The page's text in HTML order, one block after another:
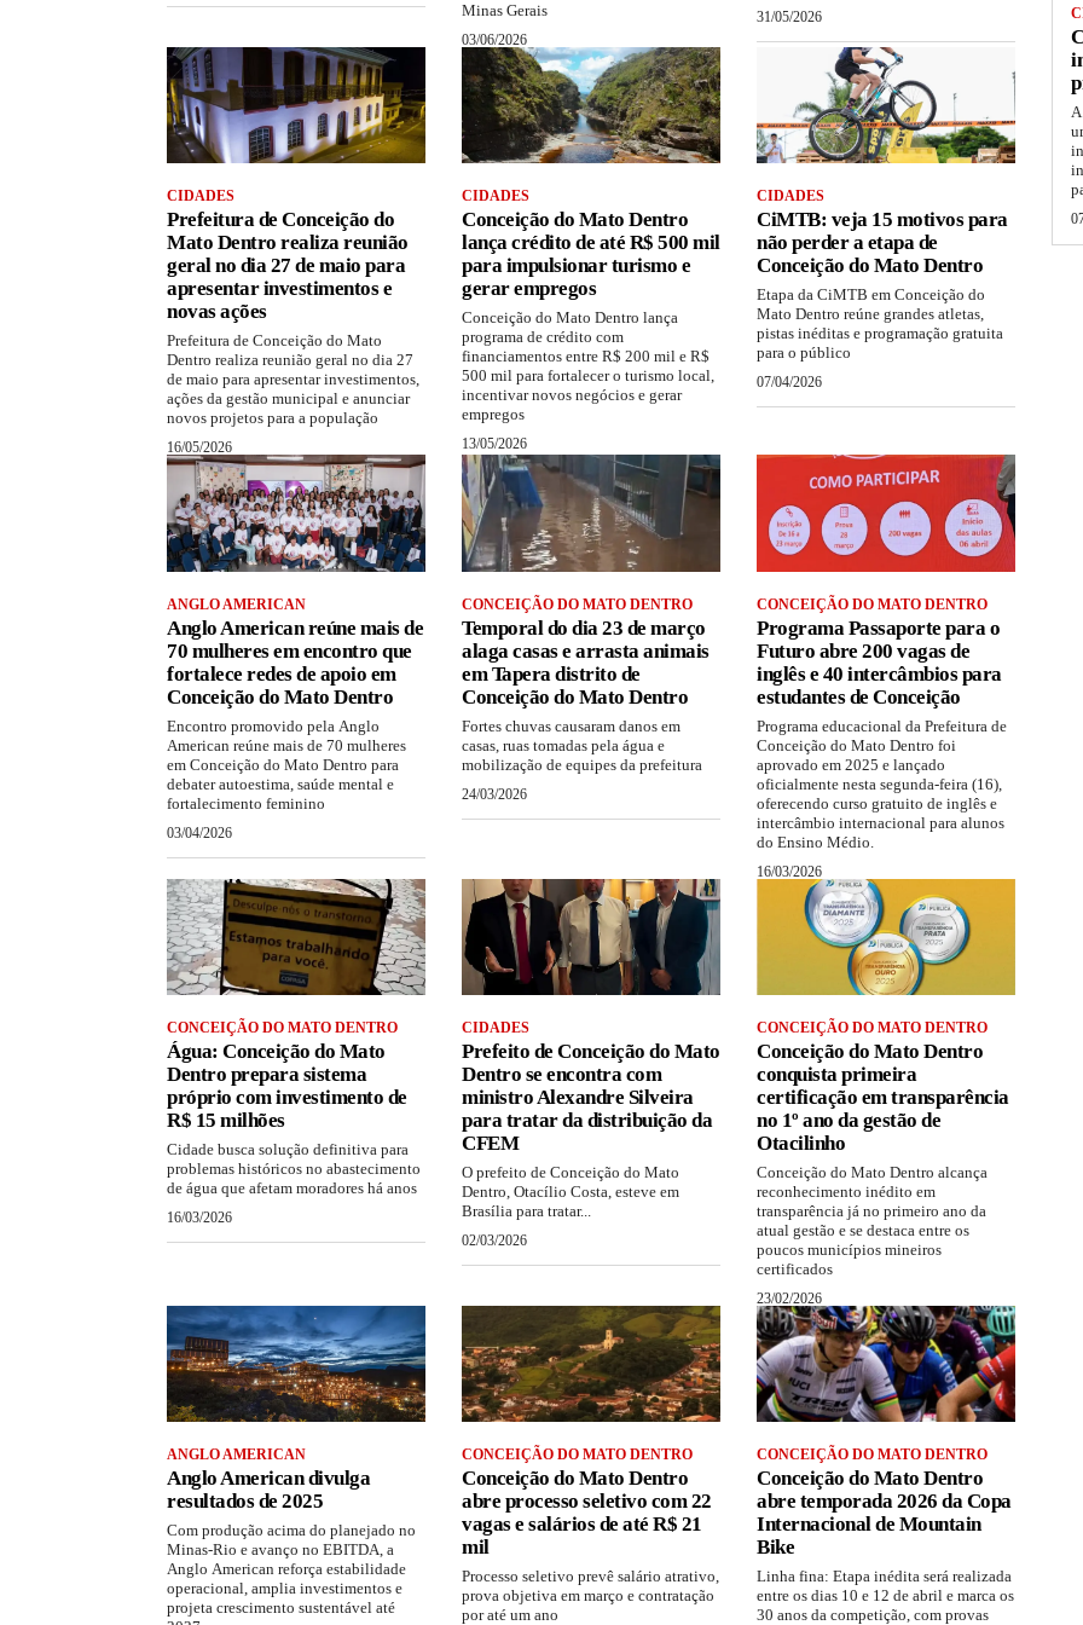
Minas Gerais
03/06/2026
31/05/2026
CIDADES
Prefeitura de Conceição do
Mato Dentro realiza reunião
geral no dia 27 de maio para
apresentar investimentos e
novas ações
Prefeitura de Conceição do Mato
Dentro realiza reunião geral no dia 27
de maio para apresentar investimentos,
ações da gestão municipal e anunciar
novos projetos para a população
16/05/2026
CIDADES
Conceição do Mato Dentro
lança crédito de até R$ 500 mil
para impulsionar turismo e
gerar empregos
Conceição do Mato Dentro lança
programa de crédito com
financiamentos entre R$ 200 mil e R$
500 mil para fortalecer o turismo local,
incentivar novos negócios e gerar
empregos
13/05/2026
CIDADES
CiMTB: veja 15 motivos para
não perder a etapa de
Conceição do Mato Dentro
Etapa da CiMTB em Conceição do
Mato Dentro reúne grandes atletas,
pistas inéditas e programação gratuita
para o público
07/04/2026
ANGLO AMERICAN
Anglo American reúne mais de
70 mulheres em encontro que
fortalece redes de apoio em
Conceição do Mato Dentro
Encontro promovido pela Anglo
American reúne mais de 70 mulheres
em Conceição do Mato Dentro para
debater autoestima, saúde mental e
fortalecimento feminino
03/04/2026
CONCEIÇÃO DO MATO DENTRO
Temporal do dia 23 de março
alaga casas e arrasta animais
em Tapera distrito de
Conceição do Mato Dentro
Fortes chuvas causaram danos em
casas, ruas tomadas pela água e
mobilização de equipes da prefeitura
24/03/2026
CONCEIÇÃO DO MATO DENTRO
Programa Passaporte para o
Futuro abre 200 vagas de
inglês e 40 intercâmbios para
estudantes de Conceição
Programa educacional da Prefeitura de
Conceição do Mato Dentro foi
aprovado em 2025 e lançado
oficialmente nesta segunda-feira (16),
oferecendo curso gratuito de inglês e
intercâmbio internacional para alunos
do Ensino Médio.
16/03/2026
CONCEIÇÃO DO MATO DENTRO
Água: Conceição do Mato
Dentro prepara sistema
próprio com investimento de
R$ 15 milhões
Cidade busca solução definitiva para
problemas históricos no abastecimento
de água que afetam moradores há anos
16/03/2026
CIDADES
Prefeito de Conceição do Mato
Dentro se encontra com
ministro Alexandre Silveira
para tratar da distribuição da
CFEM
O prefeito de Conceição do Mato
Dentro, Otacílio Costa, esteve em
Brasília para tratar...
02/03/2026
CONCEIÇÃO DO MATO DENTRO
Conceição do Mato Dentro
conquista primeira
certificação em transparência
no 1º ano da gestão de
Otacilinho
Conceição do Mato Dentro alcança
reconhecimento inédito em
transparência já no primeiro ano da
atual gestão e se destaca entre os
poucos municípios mineiros
certificados
23/02/2026
ANGLO AMERICAN
Anglo American divulga
resultados de 2025
Com produção acima do planejado no
Minas-Rio e avanço no EBITDA, a
Anglo American reforça estabilidade
operacional, amplia investimentos e
projeta crescimento sustentável até
CONCEIÇÃO DO MATO DENTRO
Conceição do Mato Dentro
abre processo seletivo com 22
vagas e salários de até R$ 21
mil
Processo seletivo prevê salário atrativo,
prova objetiva em março e contratação
por até um ano
CONCEIÇÃO DO MATO DENTRO
Conceição do Mato Dentro
abre temporada 2026 da Copa
Internacional de Mountain
Bike
Linha fina: Etapa inédita será realizada
entre os dias 10 e 12 de abril e marca os
30 anos da competição, com provas